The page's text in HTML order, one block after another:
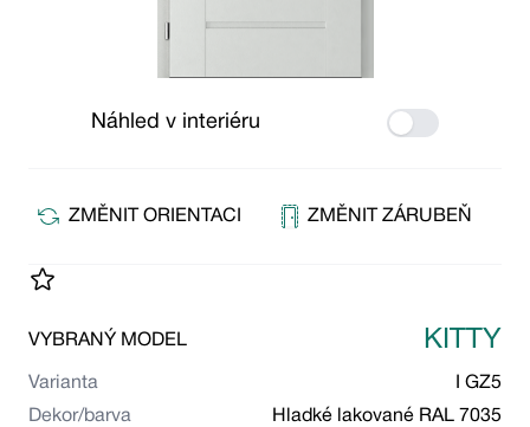
Náhled v interiéru Use setting
ZMĚNIT ORIENTACI ZMĚNIT ZÁRUBEŇ
VYBRANÝ MODEL KITTY
Varianta
I GZ5
Dekor/barva
Hladké lakované RAL 7035